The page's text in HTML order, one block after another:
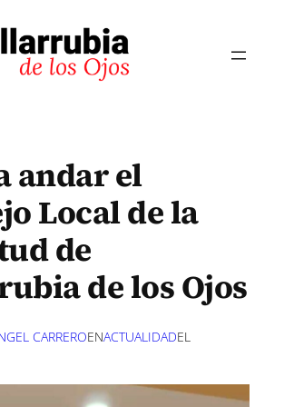
andar el
Local de la
de
de los Ojos
CARREROENACTUALIDADEL